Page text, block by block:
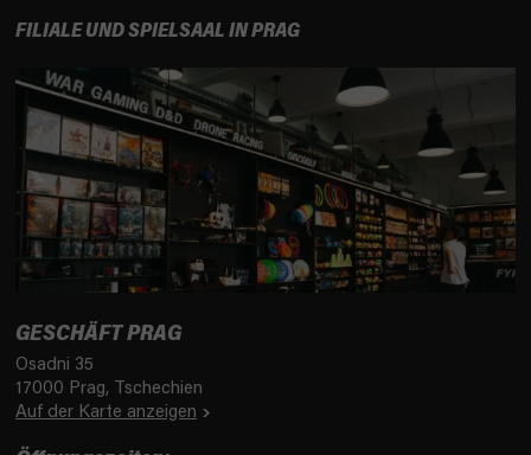
FILIALE UND SPIELSAAL IN PRAG
GESCHÄFT PRAG
Osadni 35
17000 Prag, Tschechien
Auf der Karte anzeigen